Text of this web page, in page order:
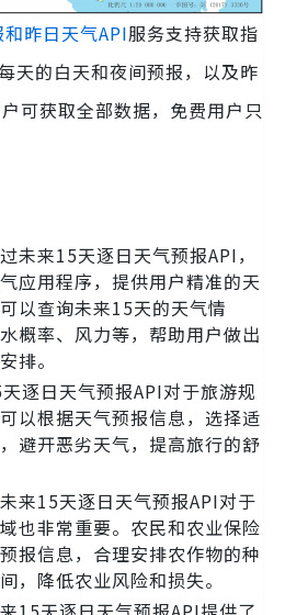
昨日天气API服务支持获取指
天的白天和夜间预报，以及昨
可获取全部数据，免费用户只
未来15天逐日天气预报API，
应用程序，提供用户精准的天
以查询未来15天的天气情
概率、风力等，帮助用户做出
排。
逐日天气预报API对于旅游规
以根据天气预报信息，选择适
避开恶劣天气，提高旅行的舒
来15天逐日天气预报API对于
也非常重要。农民和农业保险
报信息，合理安排农作物的种
，降低农业风险和损失。